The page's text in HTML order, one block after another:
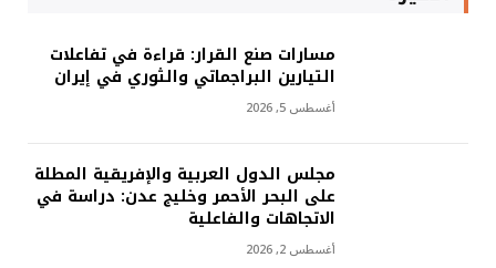
مسارات صنع القرار: قراءة في تفاعلات
التيارين البراجماتي والثوري في إيران
أغسطس 5, 2026
مجلس الدول العربية والإفريقية المطلة
على البحر الأحمر وخليج عدن: دراسة في
الاتجاهات والفاعلية
أغسطس 2, 2026